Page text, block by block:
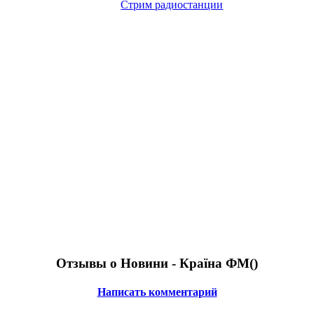
Стрим радиостанции
Отзывы о Новини - Країна ФМ()
Написать комментарий